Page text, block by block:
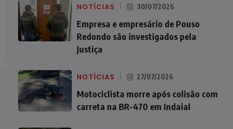
NOTÍCIAS 30/07/2026
Empresa e empresário de Pouso
Redondo são investigados pela
Justiça
NOTÍCIAS 27/07/2026
Motociclista morre após colisão com
carreta na BR-470 em Indaial